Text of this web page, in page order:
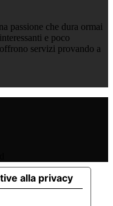
passione che dura ormai
e poco
servizi provando a
alla privacy